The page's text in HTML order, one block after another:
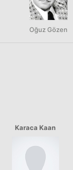
Oğuz Gözen
Karaca Kaan